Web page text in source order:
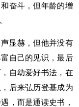
奋斗，但年龄的增
显赫，但他并没有
自己的见识，最后
自幼爱好书法，在
后来弘历登基成为
，而是通读史书，